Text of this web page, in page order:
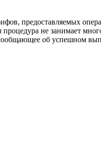
предоставляемых
процедура не занимает
об успешном